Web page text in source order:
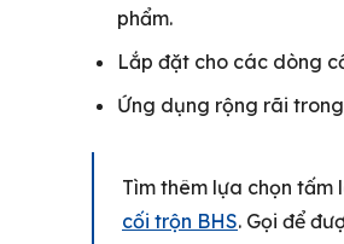
phẩm.
Lắp đặt cho các dòng
Ứng dụng rộng rãi
Tìm thêm lựa chọn
cối trộn BHS. Gọi để